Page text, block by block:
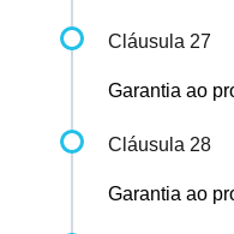
Cláusula 27
Garantia ao
Cláusula 28
Garantia ao